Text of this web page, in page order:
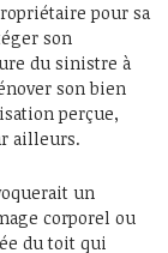
pour sa
son
du sinistre à
son bien
perçue,
ailleurs.
un
corporel ou
du toit qui